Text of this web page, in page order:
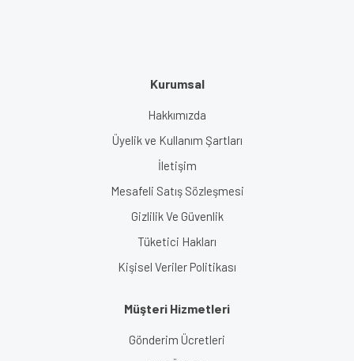
Kurumsal
Hakkımızda
Üyelik ve Kullanım Şartları
İletişim
Mesafeli Satış Sözleşmesi
Gizlilik Ve Güvenlik
Tüketici Hakları
Kişisel Veriler Politikası
Müşteri Hizmetleri
Gönderim Ücretleri